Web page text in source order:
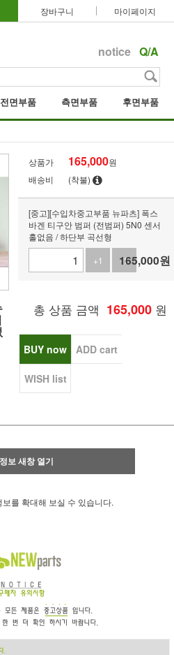
장바구니 마이페이지
notice Q/A
전면부품 측면부품 후면부품
상품가 165,000원
배송비
(착불)
[중고][수입차중고부품 뉴파츠] 폭스
바겐 티구안 범퍼 (전범퍼) 5N0 센서
홀없음 / 하단부 곡선형
+1
-1
165,000원
총 상품 금액 165,000 원
BUY now ADD cart
WISH list
보 새창 열기
보를 확대해 보실 수 있습니다.